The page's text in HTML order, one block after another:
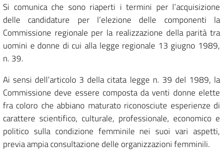
Si comunica che sono riaperti i termini per l’acquisizione
delle candidature per l’elezione delle componenti la
Commissione regionale per la realizzazione della parità tra
uomini e donne di cui alla legge regionale 13 giugno 1989,
n. 39.
Ai sensi dell’articolo 3 della citata legge n. 39 del 1989, la
Commissione deve essere composta da venti donne elette
fra coloro che abbiano maturato riconosciute esperienze di
carattere scientifico, culturale, professionale, economico e
politico sulla condizione femminile nei suoi vari aspetti,
previa ampia consultazione delle organizzazioni femminili.